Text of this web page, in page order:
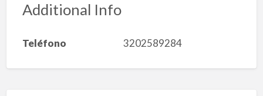
Additional Info
Teléfono 3202589284